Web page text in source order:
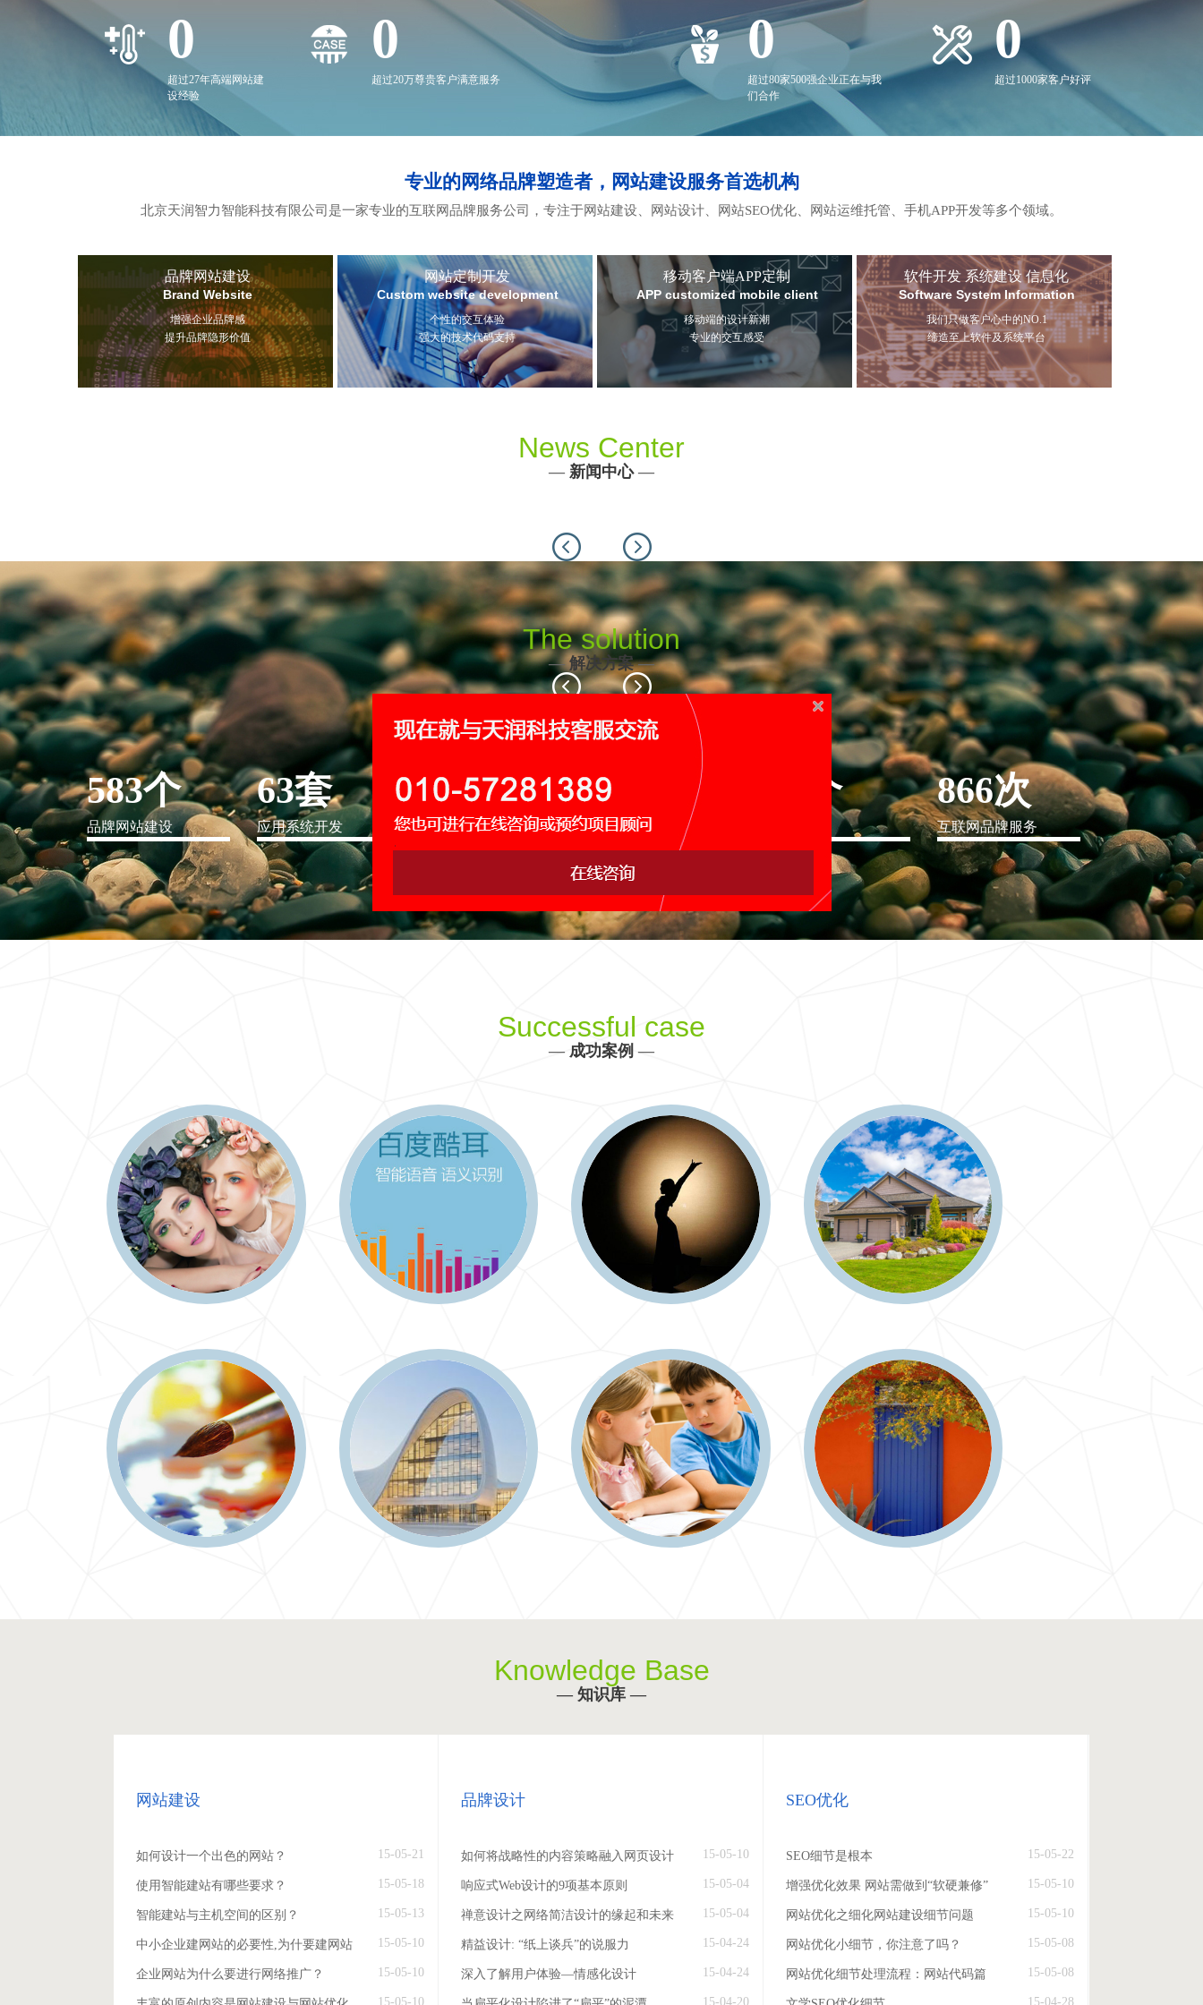
0
超过27年高端网站建
设经验
0
超过20万尊贵客户满意服务
0
超过80家500强企业正在与我
们合作
0
超过1000家客户好评
专业的网络品牌塑造者，网站建设服务首选机构
北京天润智力智能科技有限公司是一家专业的互联网品牌服务公司，专注于网站建设、网站设计、网站SEO优化、网站运维托管、手机APP开发等多个领域。
品牌网站建设
Brand Website
增强企业品牌感
提升品牌隐形价值
网站定制开发
Custom website development
个性的交互体验
强大的技术代码支持
移动客户端APP定制
APP customized mobile client
移动端的设计新潮
专业的交互感受
软件开发 系统建设 信息化
Software System Information
我们只做客户心中的NO.1
缔造至上软件及系统平台
News Center
— 新闻中心—
Previous Next
The solution
—解决方案—
IT行业解决方案
信息爆炸时代，信息传递是否做到更新、更全、更
快
软件行业解决方案
二十一世纪要么软件行业解决方案，要么无商可务
Previous Next
583个
品牌网站建设
63套
应用系统开发
116个
网站运维托管
19个
手机APP开发
95个 866次
互联网品牌服务
Successful case
— 成功案例 —
Knowledge Base
— 知识库 —
网站建设
如何设计一个出色的网站？ 15-05-21
使用智能建站有哪些要求？ 15-05-18
智能建站与主机空间的区别？ 15-05-13
中小企业建网站的必要性,为什要建网站 15-05-10
企业网站为什么要进行网络推广？ 15-05-10
15-05-10
品牌设计
如何将战略性的内容策略融入网页设计 15-05-10
响应式Web设计的9项基本原则 15-05-04
禅意设计之网络简洁设计的缘起和未来 15-05-04
精益设计: “纸上谈兵”的说服力 15-04-24
深入了解用户体验—情感化设计 15-04-24
15-04-20
SEO优化
SEO细节是根本 15-05-22
增强优化效果 网站需做到“软硬兼修” 15-05-10
网站优化之细化网站建设细节问题 15-05-10
网站优化小细节，你注意了吗？ 15-05-08
网站优化细节处理流程：网站代码篇 15-05-08
15-04-28